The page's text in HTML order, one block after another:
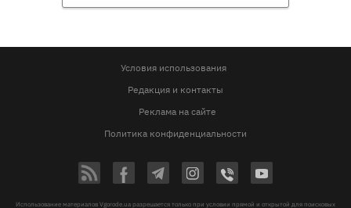
Условия использования
Редакция и контакты
Реклама на сайте
Политика конфиденциальности
Использование материалов Vgorode.ua разрешается только при условии прямой и открытой для поисковых